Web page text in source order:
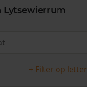
Lytsewierrum
+ Filter op letter